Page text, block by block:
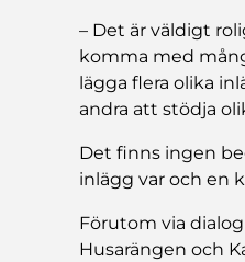
– Det är väldigt
komma med
lägga flera olika
andra att stödja
Det finns ingen
inlägg var och en
Förutom via
Husarängen och